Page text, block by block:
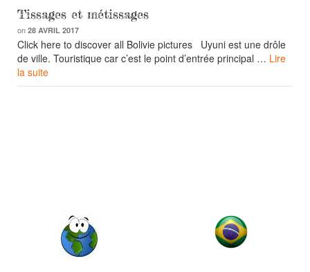
Tissages et métissages
on 28 AVRIL 2017
Click here to discover all Bolivie pictures Uyuni est une drôle
de ville. Touristique car c’est le point d’entrée principal … Lire
la suite